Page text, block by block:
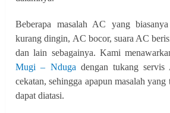
Beberapa masalah AC yang
kurang dingin, AC bocor, suara AC
dan lain sebagainya. Kami
Mugi – Nduga dengan tukang
cekatan, sehingga apapun masalah
dapat diatasi.